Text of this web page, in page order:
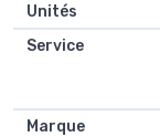
Unités
Service
Marque